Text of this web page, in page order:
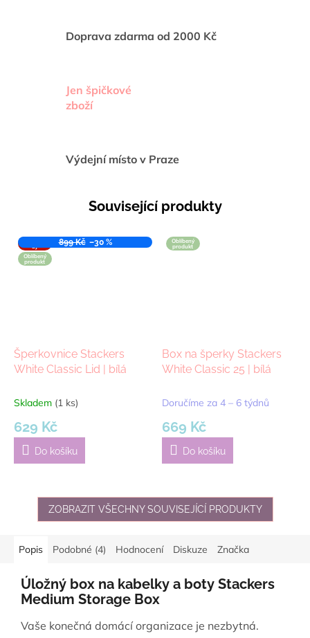
Doprava zdarma od 2000 Kč
Jen špičkové
zboží
Výdejní místo v Praze
Související produkty
Oblíbený
produkt
899 Kč –30 %
Šperkovnice Stackers
White Classic Lid | bílá
Skladem (1 ks)
629 Kč
Do košíku
Oblíbený
produkt
Box na šperky Stackers
White Classic 25 | bílá
Doručíme za 4 – 6 týdnů
669 Kč
Do košíku
ZOBRAZIT VŠECHNY SOUVISEJÍCÍ PRODUKTY
Popis Podobné (4) Hodnocení Diskuze Značka
Úložný box na kabelky a boty Stackers
Medium Storage Box
Vaše konečná domácí organizace je nezbytná.